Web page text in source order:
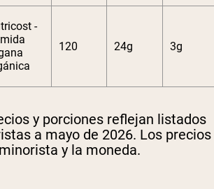
-
120 24g 3g
y porciones reflejan listados
a mayo de 2026. Los precios
y la moneda.